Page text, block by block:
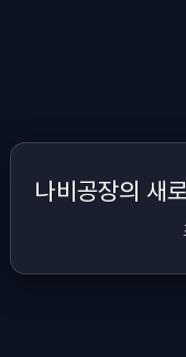
나비공장의 새